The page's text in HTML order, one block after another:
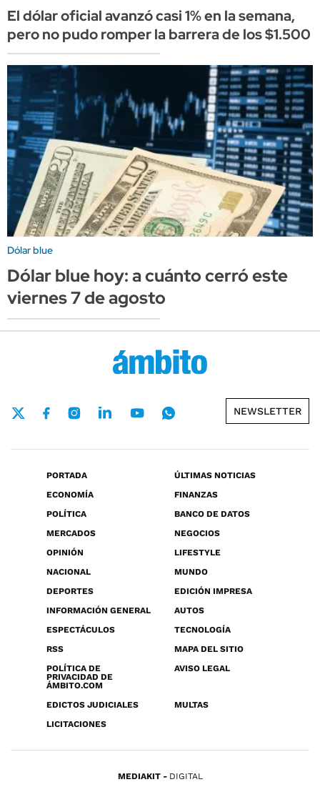
El dólar oficial avanzó casi 1% en la semana,
pero no pudo romper la barrera de los $1.500
Dólar blue
Dólar blue hoy: a cuánto cerró este
viernes 7 de agosto
NEWSLETTER
PORTADA
ÚLTIMAS NOTICIAS
ECONOMÍA
FINANZAS
POLÍTICA
BANCO DE DATOS
MERCADOS
NEGOCIOS
OPINIÓN
LIFESTYLE
NACIONAL
MUNDO
DEPORTES
EDICIÓN IMPRESA
INFORMACIÓN GENERAL
AUTOS
ESPECTÁCULOS
TECNOLOGÍA
RSS
MAPA DEL SITIO
POLÍTICA DE
PRIVACIDAD DE
ÁMBITO.COM
AVISO LEGAL
EDICTOS JUDICIALES
MULTAS
LICITACIONES
MEDIAKIT DIGITAL